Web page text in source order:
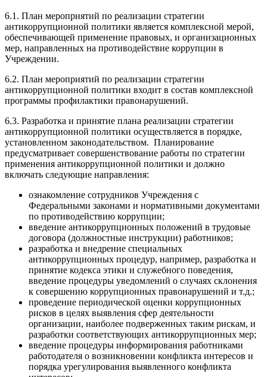
6.1. План мероприятий по реализации стратегии
антикоррупционной политики является комплексной мерой,
обеспечивающей применение правовых, и организационных
мер, направленных на противодействие коррупции в
Учреждении.
6.2. План мероприятий по реализации стратегии
антикоррупционной политики входит в состав комплексной
программы профилактики правонарушений.
6.3. Разработка и принятие плана реализации стратегии
антикоррупционной политики осуществляется в порядке,
установленном законодательством. Планирование
предусматривает совершенствование работы по стратегии
применения антикоррупционной политики и должно
включать следующие направления:
ознакомление сотрудников Учреждения с
Федеральными законами и нормативными документами
по противодействию коррупции;
введение антикоррупционных положений в трудовые
договора (должностные инструкции) работников;
разработка и внедрение специальных
антикоррупционных процедур, например, разработка и
принятие кодекса этики и служебного поведения,
введение процедуры уведомлений о случаях склонения
к совершению коррупционных правонарушений и т.д.;
проведение периодической оценки коррупционных
рисков в целях выявления сфер деятельности
организации, наиболее подверженных таким рискам, и
разработки соответствующих антикоррупционных мер;
введение процедуры информирования работниками
работодателя о возникновении конфликта интересов и
порядка урегулирования выявленного конфликта